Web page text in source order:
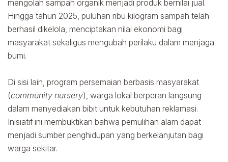
mengolah sampah organik menjadi produk bernilai jual.
Hingga tahun 2025, puluhan ribu kilogram sampah telah
berhasil dikelola, menciptakan nilai ekonomi bagi
masyarakat sekaligus mengubah perilaku dalam menjaga
bumi.
Di sisi lain, program persemaian berbasis masyarakat
(community nursery), warga lokal berperan langsung
dalam menyediakan bibit untuk kebutuhan reklamasi.
Inisiatif ini membuktikan bahwa pemulihan alam dapat
menjadi sumber penghidupan yang berkelanjutan bagi
warga sekitar.